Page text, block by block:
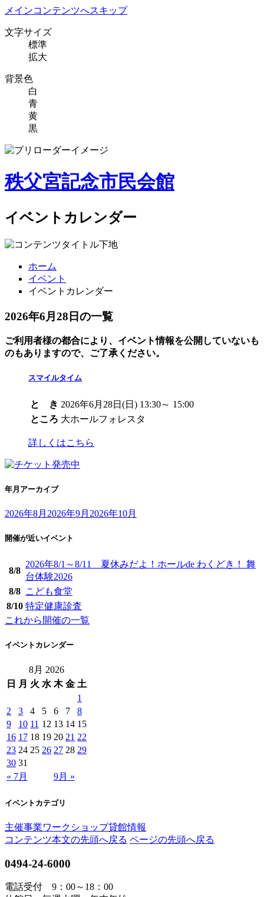
メインコンテンツへスキップ
文字サイズ
標準
拡大
背景色
白
青
黄
黒
秩父宮記念市民会館
イベントカレンダー
ホーム
イベント
イベントカレンダー
2026年6月28日の一覧
ご利用者様の都合により、イベント情報を公開していないも
のもありますので、ご了承ください。
スマイルタイム
と き 2026年6月28日(日) 13:30～ 15:00
ところ 大ホールフォレスタ
詳しくはこちら
年月アーカイブ
2026年8月 2026年9月 2026年10月
開催が近いイベント
8/8
2026年8/1～8/11 夏休みだよ！ホールde わくどき！ 舞
台体験2026
8/8 こども食堂
8/10 特定健康診査
これから開催の一覧
イベントカレンダー
8月 2026
日
月 火 水 木 金 土
1
2
3 4 5 6 7
8
9
10 11 12 13 14 15
16 17 18 19 20 21 22
23 24 25 26 27 28 29
30 31
« 7月
9月 »
イベントカテゴリ
主催事業ワークショップ貸館情報
コンテンツ本文の先頭へ戻る ページの先頭へ戻る
0494-24-6000
電話受付 9：00～18：00